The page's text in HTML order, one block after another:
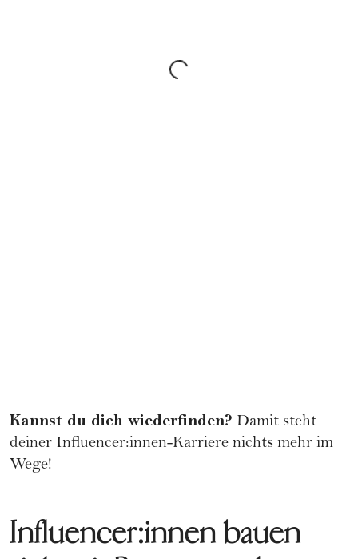
Kannst du dich wiederfinden? Damit steht
deiner Influencer:innen-Karriere nichts mehr im
Wege!
Influencer:innen bauen